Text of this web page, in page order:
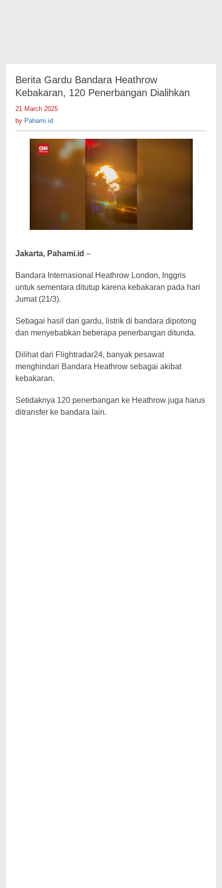
Berita Gardu Bandara Heathrow
Kebakaran, 120 Penerbangan Dialihkan
21 March 2025
by Pahami.id
Jakarta, Pahami.id –
Bandara Internasional Heathrow London, Inggris
untuk sementara ditutup karena kebakaran pada hari
Jumat (21/3).
Sebagai hasil dari gardu, listrik di bandara dipotong
dan menyebabkan beberapa penerbangan ditunda.
Dilihat dari Flightradar24, banyak pesawat
menghindari Bandara Heathrow sebagai akibat
kebakaran.
Setidaknya 120 penerbangan ke Heathrow juga harus
ditransfer ke bandara lain.